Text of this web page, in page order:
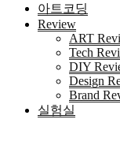
아트코딩
Review
ART
Tech
DIY
Design
Brand
실험실